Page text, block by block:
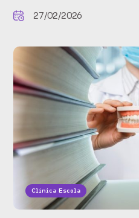
27/02/2026
Clínica Escola